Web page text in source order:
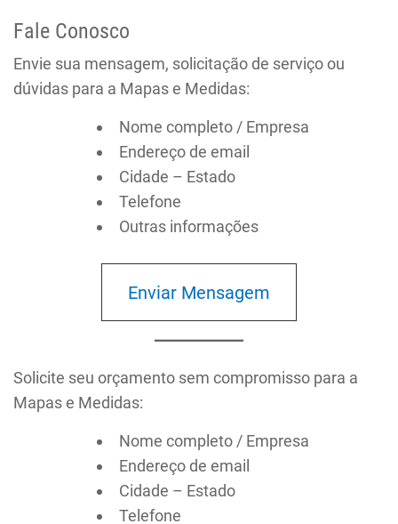
Fale Conosco
Envie sua mensagem, solicitação de serviço ou
dúvidas para a Mapas e Medidas:
Nome completo / Empresa
Endereço de email
Cidade – Estado
Telefone
Outras informações
Enviar Mensagem
Solicite seu orçamento sem compromisso para a
Mapas e Medidas:
Nome completo / Empresa
Endereço de email
Cidade – Estado
Telefone